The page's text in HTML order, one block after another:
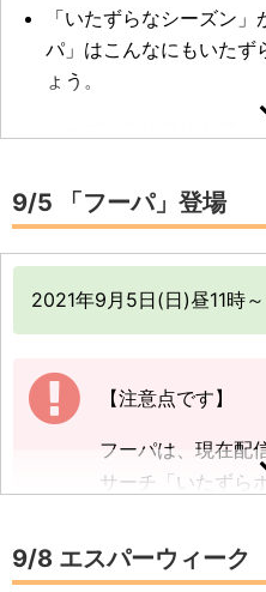
「いたずらなシーズン
パ」はこんなにもいたず
ょう。
いたずらなシ
9/5 「フーパ」登場
2021年9月5日(日)昼11時～
【注意点です】
フーパは、現在配
サーチ「いたずら
ます。
野生やおこうから
9/8 エスパーウィーク